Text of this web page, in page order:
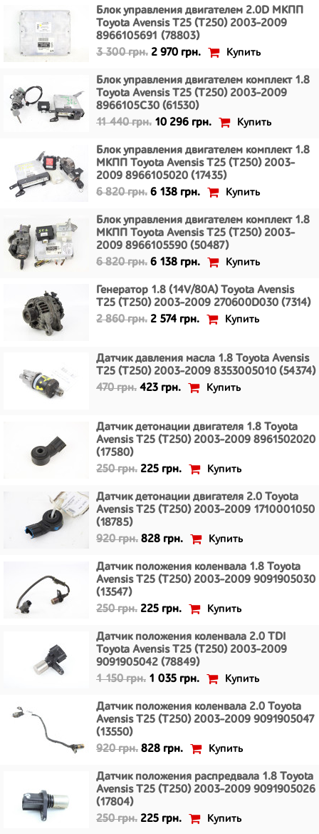
Блок управления двигателем 2.0D МКПП
Toyota Avensis T25 (T250) 2003-2009
8966105691 (78803)
3 300 грн. 2 970 грн. Купить
Блок управления двигателем комплект 1.8
Toyota Avensis T25 (T250) 2003-2009
8966105C30 (61530)
11 440 грн. 10 296 грн. Купить
Блок управления двигателем комплект 1.8
МКПП Toyota Avensis T25 (T250) 2003-
2009 8966105020 (17435)
6 820 грн. 6 138 грн. Купить
Блок управления двигателем комплект 1.8
МКПП Toyota Avensis T25 (T250) 2003-
2009 8966105590 (50487)
6 820 грн. 6 138 грн. Купить
Генератор 1.8 (14V/80A) Toyota Avensis
T25 (T250) 2003-2009 270600D030 (7314)
2 860 грн. 2 574 грн. Купить
Датчик давления масла 1.8 Toyota Avensis
T25 (T250) 2003-2009 8353005010 (54374)
470 грн. 423 грн. Купить
Датчик детонации двигателя 1.8 Toyota
Avensis T25 (T250) 2003-2009 8961502020
(17580)
250 грн. 225 грн. Купить
Датчик детонации двигателя 2.0 Toyota
Avensis T25 (T250) 2003-2009 1710001050
(18785)
920 грн. 828 грн. Купить
Датчик положения коленвала 1.8 Toyota
Avensis T25 (T250) 2003-2009 9091905030
(13547)
250 грн. 225 грн. Купить
Датчик положения коленвала 2.0 TDI
Toyota Avensis T25 (T250) 2003-2009
9091905042 (78849)
1 150 грн. 1 035 грн. Купить
Датчик положения коленвала 2.0 Toyota
Avensis T25 (T250) 2003-2009 9091905047
(13550)
920 грн. 828 грн. Купить
Датчик положения распредвала 1.8 Toyota
Avensis T25 (T250) 2003-2009 9091905026
(17804)
250 грн. 225 грн. Купить